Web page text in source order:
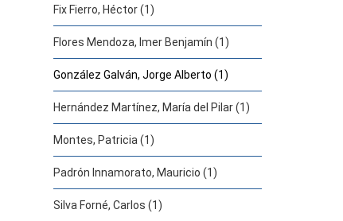
Fix Fierro, Héctor (1)
Flores Mendoza, Imer Benjamín (1)
González Galván, Jorge Alberto (1)
Hernández Martínez, María del Pilar (1)
Montes, Patricia (1)
Padrón Innamorato, Mauricio (1)
Silva Forné, Carlos (1)